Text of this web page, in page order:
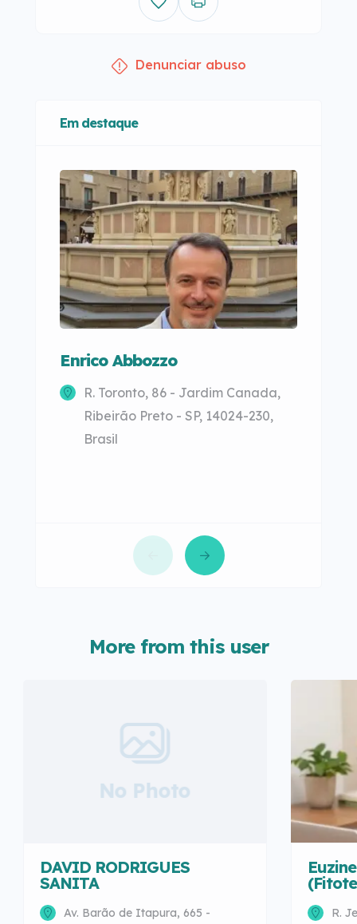
Denunciar abuso
Em destaque
Enrico Abbozzo
R. Toronto, 86 - Jardim Canada,
Ribeirão Preto - SP, 14024-230,
Brasil
More from this user
No Photo
DAVID RODRIGUES
SANITA
Av. Barão de Itapura, 665 -
R.